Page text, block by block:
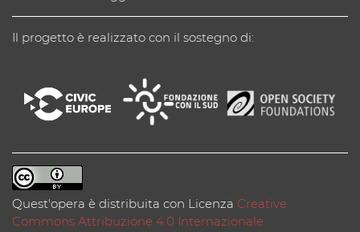
Il progetto è realizzato con il sostegno di:
Quest'opera è distribuita con Licenza Creative
Commons Attribuzione 4.0 Internazionale